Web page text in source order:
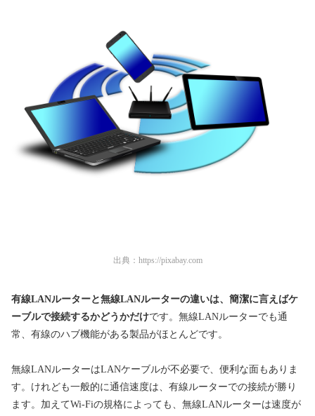
出典： https://pixabay.com
有線LANルーターと無線LANルーターの違いは、簡潔に言えばケ
ーブルで接続するかどうかだけです。無線LANルーターでも通
常、有線のハブ機能がある製品がほとんどです。
無線LANルーターはLANケーブルが不必要で、便利な面もありま
す。けれども一般的に通信速度は、有線ルーターでの接続が勝り
ます。加えてWi-Fiの規格によっても、無線LANルーターは速度が